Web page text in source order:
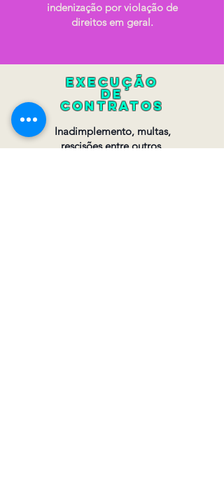
indenização por violação de
direitos em geral.
execução
de
contratos
Inadimplemento, multas,
rescisões entre outros.